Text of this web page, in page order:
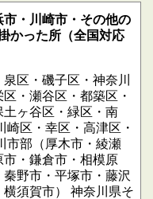
・川崎市・その他の
かった所（全国対応
区・磯子区・神奈川
・瀬谷区・都築区・
ヶ谷区・緑区・南
区・幸区・高津区・
市部（厚木市・綾瀬
・鎌倉市・相模原
野市・平塚市・藤沢
須賀市）
神奈川県そ